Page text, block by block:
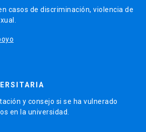
casos de discriminación, violencia de
y consejo si se ha vulnerado
en la universidad.